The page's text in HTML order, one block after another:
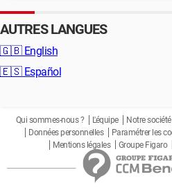
AUTRES LANGUES
🇬🇧 English
🇪🇸 Español
Qui sommes-nous ? L'équipe Notre société
Données personnelles
Paramétrer les
Mentions légales
Groupe Figaro